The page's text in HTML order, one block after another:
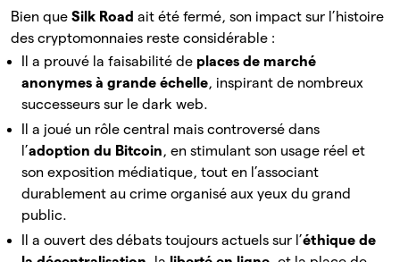
Bien que Silk Road ait été fermé, son impact sur l’histoire
des cryptomonnaies reste considérable :
Il a prouvé la faisabilité de places de marché
anonymes à grande échelle, inspirant de nombreux
successeurs sur le dark web.
Il a joué un rôle central mais controversé dans
l’adoption du Bitcoin, en stimulant son usage réel et
son exposition médiatique, tout en l’associant
durablement au crime organisé aux yeux du grand
public.
Il a ouvert des débats toujours actuels sur l’éthique de